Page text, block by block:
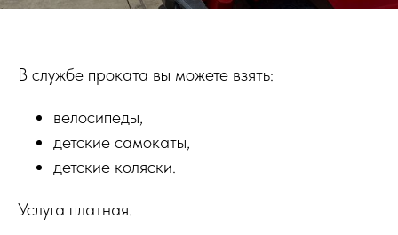
В службе проката вы можете взять:
велосипеды,
детские самокаты,
детские коляски.
Услуга платная.